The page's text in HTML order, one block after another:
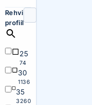
Rehvi
profiil
25
74
30
1136
35
3260